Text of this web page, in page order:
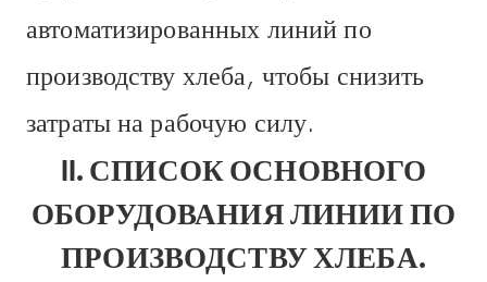
автоматизированных линий по
производству хлеба, чтобы снизить
затраты на рабочую силу.
II. СПИСОК ОСНОВНОГО
ОБОРУДОВАНИЯ ЛИНИИ ПО
ПРОИЗВОДСТВУ ХЛЕБА.